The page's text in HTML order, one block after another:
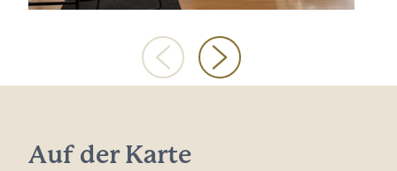
Auf der Karte